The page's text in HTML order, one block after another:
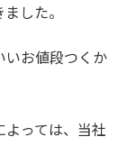
した。
いお値段つくか
っては、当社